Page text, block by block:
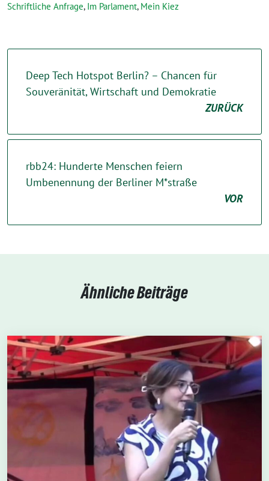
Schriftliche Anfrage, Im Parlament, Mein Kiez
Deep Tech Hotspot Berlin? – Chancen für
Souveränität, Wirtschaft und Demokratie
ZURÜCK
rbb24: Hunderte Menschen feiern
Umbenennung der Berliner M*straße
VOR
Ähnliche Beiträge